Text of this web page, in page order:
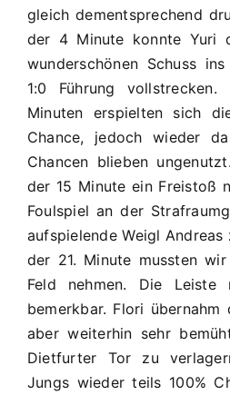
gleich dementsprechend
der 4 Minute konnte Yuri
wunderschönen Schuss
1:0 Führung
Minuten erspielten sich
Chance, jedoch wieder
Chancen blieben
der 15 Minute ein Freistoß
Foulspiel an der
aufspielende Weigl Andreas
der 21. Minute mussten
Feld nehmen. Die Leiste
bemerkbar. Flori übernahm
aber weiterhin sehr
Dietfurter Tor zu
Jungs wieder teils 100%